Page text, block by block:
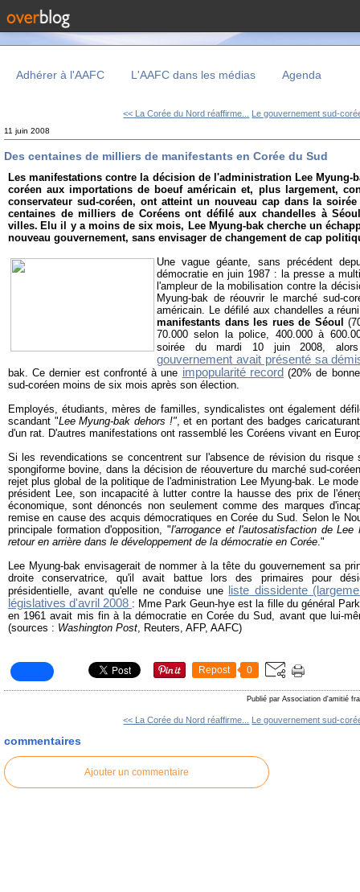
Adhérer à l'AAFC L'AAFC dans les médias Agenda
<< La Corée du Nord réaffirme... Le gouvernement sud-
11 juin 2008
Des centaines de milliers de manifestants en Corée du Sud
Les manifestations contre la décision de l'administration Lee Myung-
coréen aux importations de boeuf américain et, plus largement,
conservateur sud-coréen, ont atteint un nouveau cap dans la
centaines de milliers de Coréens ont défilé aux chandelles à
villes. Elu il y a moins de six mois, Lee Myung-bak cherche un
nouveau gouvernement, sans envisager de changement de cap
Une vague géante, sans précédent
démocratie en juin 1987 : la presse a
l'ampleur de la mobilisation contre la
Myung-bak de réouvrir le marché sud-
américain. Le défilé aux chandelles a
manifestants dans les rues de Séoul
70.000 selon la police, 400.000 à
soirée du mardi 10 juin 2008,
gouvernement avait présenté sa
bak. Ce dernier est confronté à une impopularité record (20% de
sud-coréen moins de six mois après son élection.
Employés, étudiants, mères de familles, syndicalistes ont également
scandant "Lee Myung-bak dehors !", et en portant des badges
d'un rat. D'autres manifestations ont rassemblé les Coréens vivant en
Si les revendications se concentrent sur l'absence de révision du risque
spongiforme bovine, dans la décision de réouverture du marché sud-
rejet plus global de la politique de l'administration Lee Myung-bak. Le
président Lee, son incapacité à lutter contre la hausse des prix de
économique, sont dénoncés non seulement comme des marques
remise en cause des acquis démocratiques en Corée du Sud. Selon le
principale formation d'opposition, "l'arrogance et l'autosatisfaction de Lee
retour en arrière dans le développement de la démocratie en Corée."
Lee Myung-bak envisagerait de nommer à la tête du gouvernement sa
droite conservatrice, qu'il avait battue lors des primaires pour
présidentielle, avant qu'elle ne conduise une
liste dissidente
législatives d'avril 2008 : Mme Park Geun-hye est la fille du général
en 1961 avait mis fin à la démocratie en Corée du Sud, avant que lui-
(sources : Washington Post, Reuters, AFP, AAFC)
Repost 0
Publié par Association d'amitié
<< La Corée du Nord réaffirme... Le gouvernement sud-
commentaires
Ajouter un commentaire